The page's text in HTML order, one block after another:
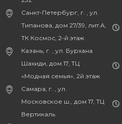
Санкт-Петербург, г. , ул.
Типанова, дом 27/39, лит.А,
ТК Космос, 2-й этаж
Казань, г. , ул. Бурхана
Шахиди, дом 17, ТЦ
«Модная семья», 2й этаж
Самара, г. , ул.
Московское ш., дом 17, ТЦ
Вертикаль